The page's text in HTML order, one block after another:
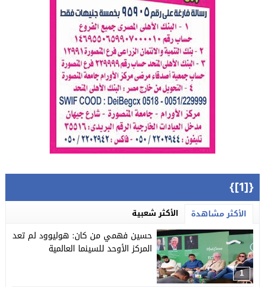
{[1]}
الأكثر مشاهدة الأكثر شعبية
1
حسين فهمي من كان: هوليوود لم تعد
المركز الأوحد للسينما العالمية